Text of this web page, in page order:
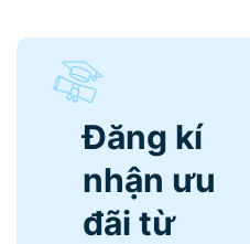
Đăng kí
nhận ưu
đãi từ